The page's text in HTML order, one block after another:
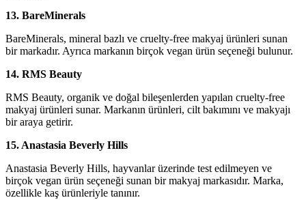
13. BareMinerals
BareMinerals, mineral bazlı ve cruelty-free makyaj ürünleri sunan
bir markadır. Ayrıca markanın birçok vegan ürün seçeneği bulunur.
14. RMS Beauty
RMS Beauty, organik ve doğal bileşenlerden yapılan cruelty-free
makyaj ürünleri sunar. Markanın ürünleri, cilt bakımını ve makyajı
bir araya getirir.
15. Anastasia Beverly Hills
Anastasia Beverly Hills, hayvanlar üzerinde test edilmeyen ve
birçok vegan ürün seçeneği sunan bir makyaj markasıdır. Marka,
özellikle kaş ürünleriyle tanınır.